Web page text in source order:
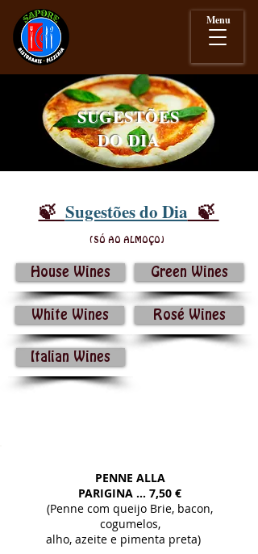
Menu
SUGESTÕES
DO DIA
(SÓ AO ALMOÇO)
🍃 Sugestões do Dia 🍃
House Wines Green Wines
White Wines Rosé Wines
Italian Wines
PENNE ALLA
PARIGINA ... 7,50 €
(Penne com queijo Brie, bacon,
cogumelos,
alho, azeite e pimenta preta)